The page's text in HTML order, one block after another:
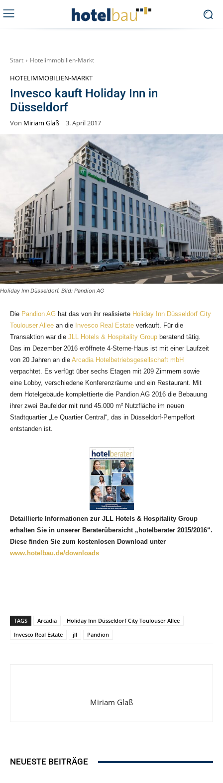
Start Hotelimmobilien-Markt
HOTELIMMOBILIEN-MARKT
Invesco kauft Holiday Inn in
Düsseldorf
Von Miriam Glaß 3. April 2017
Holiday Inn Düsseldorf. Bild: Pandion AG
Die Pandion AG hat das von ihr realisierte Holiday Inn Düsseldorf City
Toulouser Allee an die Invesco Real Estate verkauft. Für die
Transaktion war die JLL Hotels & Hospitality Group beratend tätig.
Das im Dezember 2016 eröffnete 4-Sterne-Haus ist mit einer Laufzeit
von 20 Jahren an die Arcadia Hotelbetriebsgesellschaft mbH
verpachtet. Es verfügt über sechs Etagen mit 209 Zimmern sowie
eine Lobby, verschiedene Konferenzräume und ein Restaurant. Mit
dem Hotelgebäude komplettierte die Pandion AG 2016 die Bebauung
ihrer zwei Baufelder mit rund 45.000 m² Nutzfläche im neuen
Stadtquartier „Le Quartier Central“, das in Düsseldorf-Pempelfort
entstanden ist.
Detaillierte Informationen zur JLL Hotels & Hospitality Group
erhalten Sie in unserer Beraterübersicht „hotelberater 2015/2016“.
Diese finden Sie zum kostenlosen Download unter
www.hotelbau.de/downloads
TAGS Arcadia
Holiday Inn Düsseldorf City Toulouser Allee
Invesco Real Estate
jll Pandion
Miriam Glaß
NEUESTE BEITRÄGE